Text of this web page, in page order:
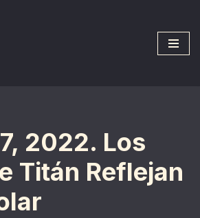
2022. Los
Titán Reflejan